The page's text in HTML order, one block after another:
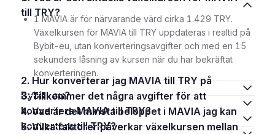
till TRY?
1 MAVIA är för närvarande värd cirka 1.429 TRY.
Växelkursen för MAVIA till TRY uppdateras i realtid på
Bybit-eu, utan konverteringsavgifter och med en 15
sekunders låsning av kursen när du har bekräftat
konverteringen.
2. Hur konverterar jag MAVIA till TRY på
Bybit-eu?
3. Tillkommer det några avgifter för att
konvertera MAVIA till TRY?
4. Vad är det minsta beloppet i MAVIA jag kan
konvertera till TRY?
5. Vilka faktorer påverkar växelkursen mellan